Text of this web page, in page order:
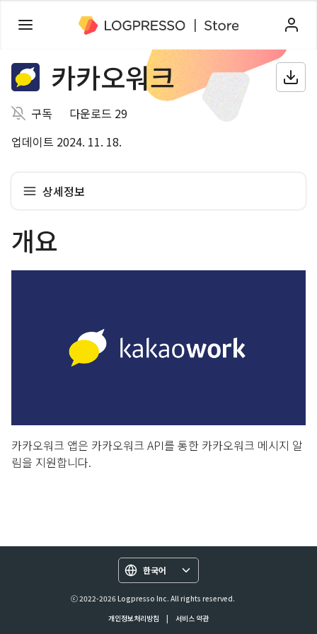
카카오워크
구독
다운로드 29
업데이트 2024. 11. 18.
상세정보
개요
카카오워크 앱은 카카오워크 API를 통한 카카오워크 메시지 알
림을 지원합니다.
한국어
ⓒ 2022-2026 Logpresso Inc. All rights reserved.
개인정보처리방침
| 서비스 약관